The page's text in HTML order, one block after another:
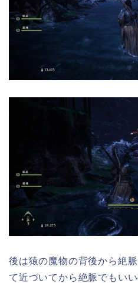
後は猿の魔物の背後から絶
て近づいてから絶脈でもい